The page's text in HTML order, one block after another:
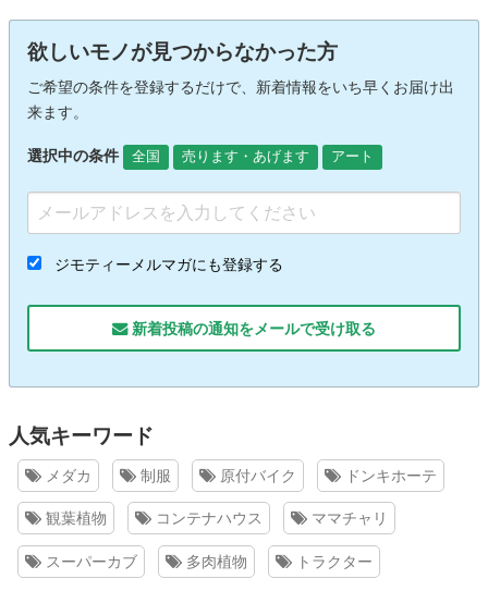
欲しいモノが見つからなかった方
ご希望の条件を登録するだけで、新着情報をいち早くお届け出
来ます。
選択中の条件 全国 売ります・あげます アート
ジモティーメルマガにも登録する
新着投稿の通知をメールで受け取る
人気キーワード
メダカ 制服 原付バイク ドンキホーテ
観葉植物 コンテナハウス ママチャリ
スーパーカブ 多肉植物 トラクター